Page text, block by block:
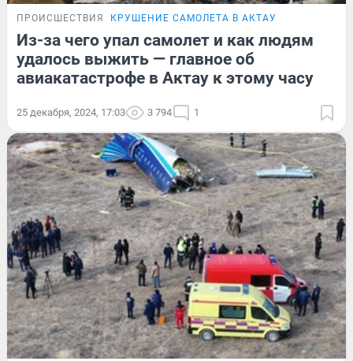
ПРОИСШЕСТВИЯ КРУШЕНИЕ САМОЛЕТА В АКТАУ
Из-за чего упал самолет и как людям
удалось выжить — главное об
авиакатастрофе в Актау к этому часу
25 декабря, 2024, 17:03 3 794 1